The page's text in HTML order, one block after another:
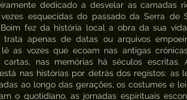
dedicado a desvelar as camadas
esquecidas do passado da Serra de
fez da história local a obra da sua
trata apenas de datas ou arquivos
as vozes que ecoam nas antigas
cartas, nas memórias há séculos escritas.
nas histórias por detrás dos registos: as
ao longo das gerações, os costumes e
o quotidiano, as jornadas espirituais